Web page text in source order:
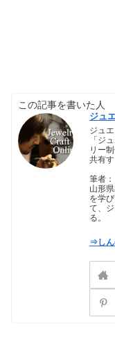
この記事を書いた人
ジュ
ジュ
「ジ
リー
共有す
筆者
山形
を学
て、
る。
⇒しん